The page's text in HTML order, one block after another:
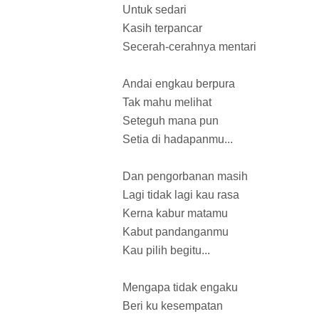
Untuk sedari
Kasih terpancar
Secerah-cerahnya mentari
Andai engkau berpura
Tak mahu melihat
Seteguh mana pun
Setia di hadapanmu...
Dan pengorbanan masih
Lagi tidak lagi kau rasa
Kerna kabur matamu
Kabut pandanganmu
Kau pilih begitu...
Mengapa tidak engaku
Beri ku kesempatan